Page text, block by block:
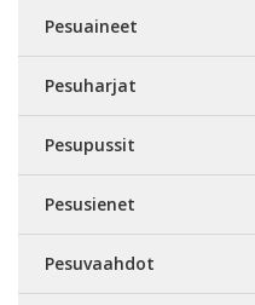
Pesuaineet
Pesuharjat
Pesupussit
Pesusienet
Pesuvaahdot